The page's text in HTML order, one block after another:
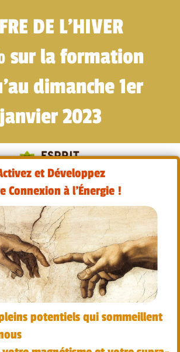
DE L'HIVER
sur la formation
dimanche 1er
janvier 2023
et Développez
Connexion à l'Énergie !
potentiels qui sommeillent